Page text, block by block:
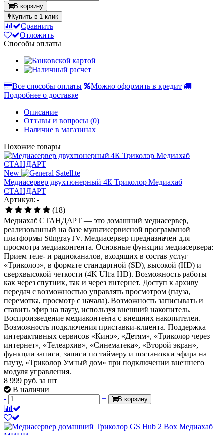
В корзину
Купить в 1 клик
Сравнить
Отложить
Способы оплаты
Все способы оплаты
Можно оформить в кредит
Подробнее о доставке
Описание
Отзывы и вопросы (0)
Наличие в магазинах
Похожие товары
New
Медиасервер двухтюнерный 4К Триколор Медиахаб
СТАНДАРТ
Артикул: -
(18)
Медиахаб СТАНДАРТ — это домашний медиасервер,
реализованный на базе мультисервисной программной
платформы StingrayTV. Медиасервер предназначен для
просмотра медиаконтента. Основные функции медиасервера:
Прием теле- и радиоканалов, входящих в состав услуг
«Триколор», в формате стандартной (SD), высокой (HD) и
сверхвысокой четкости (4K Ultra HD). Возможность работы
как через спутник, так и через интернет. Доступ к архиву
передач с возможностью управлять просмотром (пауза,
перемотка, просмотр с начала). Возможность записывать и
ставить эфир на паузу, используя внешний накопитель.
Воспроизведение медиаконтента с внешних накопителей.
Возможность подключения приставки-клиента. Поддержка
интерактивных сервисов «Кино», «Детям», «Триколор через
интернет», «Телеархив», «Синематека», «Второй экран»,
функции записи, записи по таймеру и постановки эфира на
паузу, «Триколор Умный дом» при подключении внешнего
модуля управления.
8 999 руб. за шт
В наличии
-
+ В корзину